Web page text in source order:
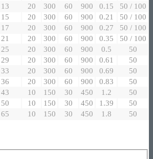
13 20 300 60 900 0.15
50 / 100
15 20 300 60 900 0.21
50 / 100
17 20 300 60 900 0.27
50 / 100
21 20 300 60 900 0.35
50 / 100
25 20 300 60 900 0.5
50
29 20 300 60 900 0.61
50
33 20 300 60 900 0.69
50
36 20 300 60 900 0.83
50
43 10 150 30 450 1.2
50
50 10 150 30 450 1.39
50
65 10 150 30 450 1.8 50